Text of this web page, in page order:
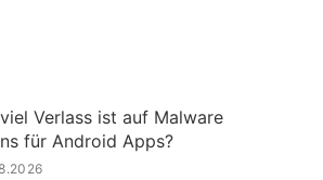
Verlass ist auf Malware
für Android Apps?